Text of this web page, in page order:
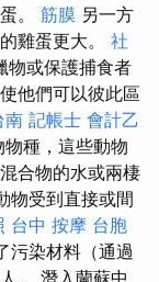
。 筋膜 另一方
雞蛋更大。 社
物或保護捕食者
他們可以彼此區
南 記帳士 會計乙
種，這些動物
合物的水或兩棲
物受到直接或間
台中 按摩 台胞
污染材料（通過
。 潛入蘭蘇中